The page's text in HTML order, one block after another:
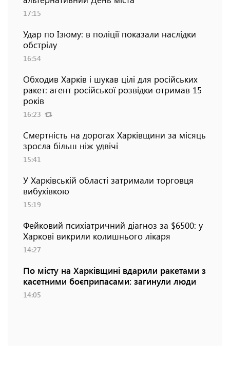
17:15
Удар по Ізюму: в поліції показали наслідки
обстрілу
16:54
Обходив Харків і шукав цілі для російських
ракет: агент російської розвідки отримав 15
років
16:23
Смертність на дорогах Харківщини за місяць
зросла більш ніж удвічі
15:41
У Харківській області затримали торговця
вибухівкою
15:19
Фейковий психіатричний діагноз за $6500: у
Харкові викрили колишнього лікаря
14:27
По місту на Харківщині вдарили ракетами з
касетними боєприпасами: загинули люди
14:05